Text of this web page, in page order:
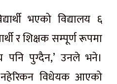
भएको विद्यालय ६
र शिक्षक सम्पूर्ण रूपमा
पुग्दैन,’ उनले भने।
विधेयक आएको